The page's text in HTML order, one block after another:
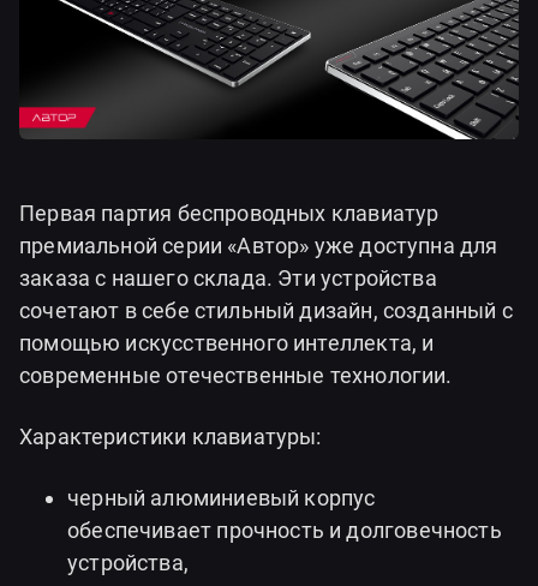
Первая партия беспроводных клавиатур
премиальной серии «Автор» уже доступна для
заказа с нашего склада. Эти устройства
сочетают в себе стильный дизайн, созданный с
помощью искусственного интеллекта, и
современные отечественные технологии.
Характеристики клавиатуры:
черный алюминиевый корпус
обеспечивает прочность и долговечность
устройства,